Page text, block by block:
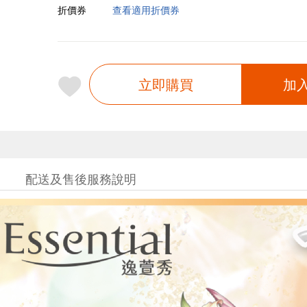
折價券 查看適用折價券
立即購買 加
配送及售後服務說明